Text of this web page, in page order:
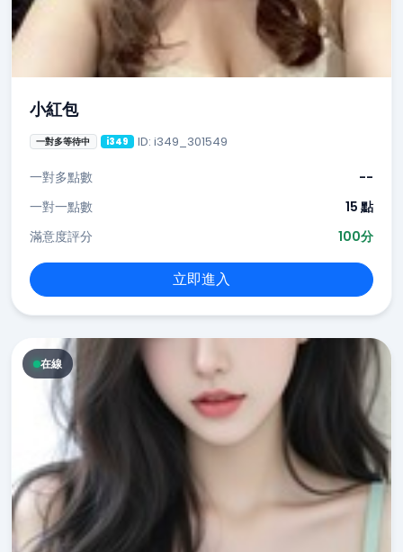
小紅包
一對多等待中 i349 ID: i349_301549
一對多點數
--
一對一點數
15 點
滿意度評分
100分
立即進入
在線